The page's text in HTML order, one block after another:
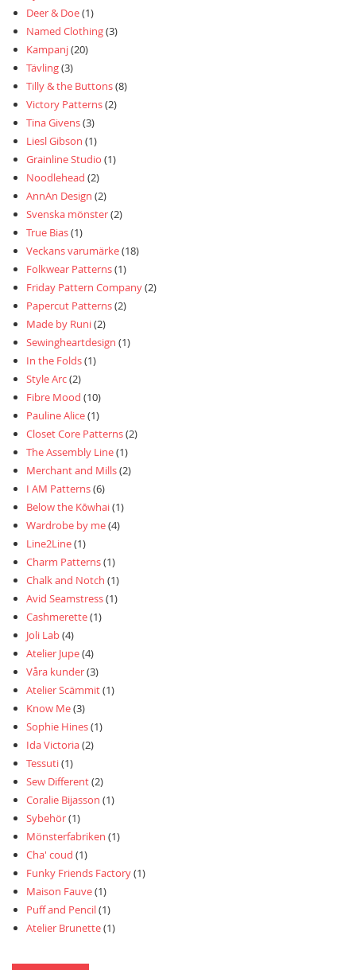
Deer & Doe(1)
Named Clothing(3)
Kampanj(20)
Tävling(3)
Tilly & the Buttons(8)
Victory Patterns(2)
Tina Givens(3)
Liesl Gibson (1)
Grainline Studio (1)
Noodlehead (2)
AnnAn Design (2)
Svenska mönster(2)
True Bias(1)
Veckans varumärke(18)
Folkwear Patterns(1)
Friday Pattern Company(2)
Papercut Patterns(2)
Made by Runi(2)
Sewingheartdesign (1)
In the Folds(1)
Style Arc(2)
Fibre Mood (10)
Pauline Alice(1)
Closet Core Patterns(2)
The Assembly Line(1)
Merchant and Mills(2)
I AM Patterns(6)
Below the Kōwhai(1)
Wardrobe by me(4)
Line2Line(1)
Charm Patterns(1)
Chalk and Notch (1)
Avid Seamstress(1)
Cashmerette(1)
Joli Lab(4)
Atelier Jupe(4)
Våra kunder(3)
Atelier Scämmit(1)
Know Me(3)
Sophie Hines(1)
Ida Victoria(2)
Tessuti(1)
Sew Different(2)
Coralie Bijasson (1)
Sybehör(1)
Mönsterfabriken (1)
Cha' coud (1)
Funky Friends Factory(1)
Maison Fauve(1)
Puff and Pencil(1)
Atelier Brunette(1)